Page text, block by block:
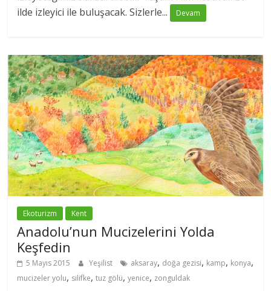
ilde izleyici ile buluşacak. Sizlerle...
Devam
Ekoturizm Kent
Anadolu’nun Mucizelerini Yolda
Keşfedin
5 Mayıs 2015 Yeşilist aksaray, doğa gezisi, kamp, konya,
mucizeler yolu, silifke,tuz gölü,yenice, zonguldak